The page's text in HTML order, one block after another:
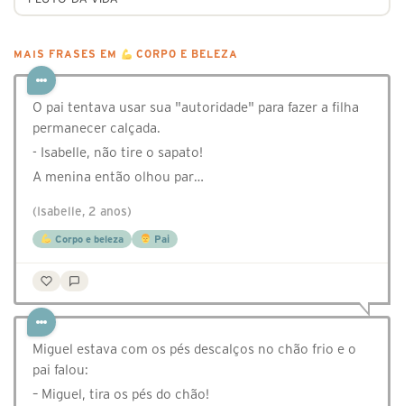
MAIS FRASES EM CORPO E BELEZA
O pai tentava usar sua "autoridade" para fazer a filha
permanecer calçada.
- Isabelle, não tire o sapato!
A menina então olhou par…
(Isabelle, 2 anos)
Corpo e beleza Pai
Miguel estava com os pés descalços no chão frio e o
pai falou:
– Miguel, tira os pés do chão!